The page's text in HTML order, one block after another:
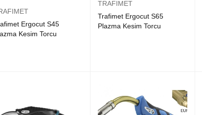
Ergocut S45
Kesim Torcu
TRAFIMET
Trafimet Ergocut S65
Plazma Kesim Torcu